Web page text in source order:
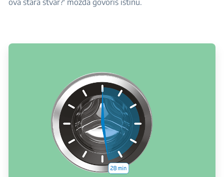
ova stara stvar?' možda govoriš istinu.